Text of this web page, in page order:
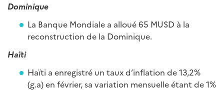
Dominique
La Banque Mondiale a alloué 65 MUSD à la
reconstruction de la Dominique.
Haïti
Haïti a enregistré un taux d’inflation de 13,2%
(g.a) en février, sa variation mensuelle étant de 1%